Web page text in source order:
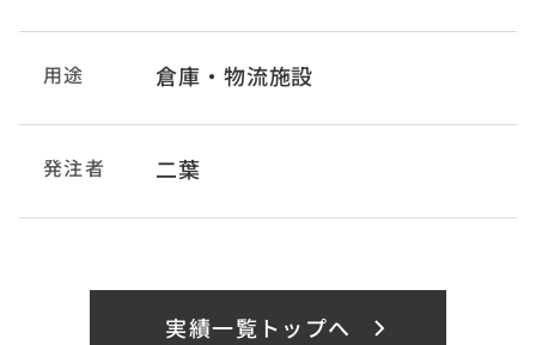
用途 倉庫・物流施設
発注者 二葉
実績一覧トップへ